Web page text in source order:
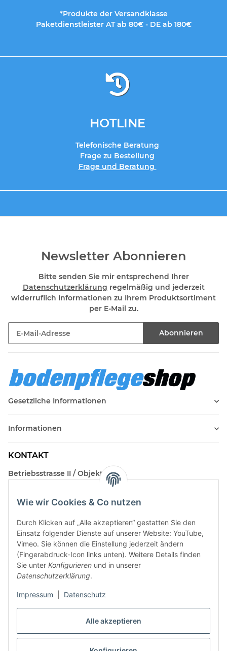
Alle akzeptieren
Wie wir Cookies & Co nutzen
Durch Klicken auf „Alle akzeptieren“ gestatten Sie den
Einsatz folgender Dienste auf unserer Website: YouTube,
Vimeo. Sie können die Einstellung jederzeit ändern
(Fingerabdruck-Icon links unten). Weitere Details finden
Sie unter Konfigurieren und in unserer
Datenschutzerklärung.
Impressum Datenschutz
*Produkte der Versandklasse
Paketdienstleister AT ab 80€ - DE ab 180€
HOTLINE
Telefonische Beratung
Frage zu Bestellung
Frage und Beratung
Newsletter Abonnieren
Bitte senden Sie mir entsprechend Ihrer
Datenschutzerklärung regelmäßig und jederzeit
widerruflich Informationen zu Ihrem Produktsortiment
per E-Mail zu.
Abonnieren
Gesetzliche Informationen
Informationen
KONTAKT
Betriebsstrasse II / Objekt 17
Kontakt
Vertrag widerrufen